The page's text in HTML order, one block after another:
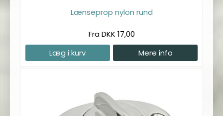
Lænseprop nylon rund
Fra DKK 17,00
Læg i kurv
Mere info